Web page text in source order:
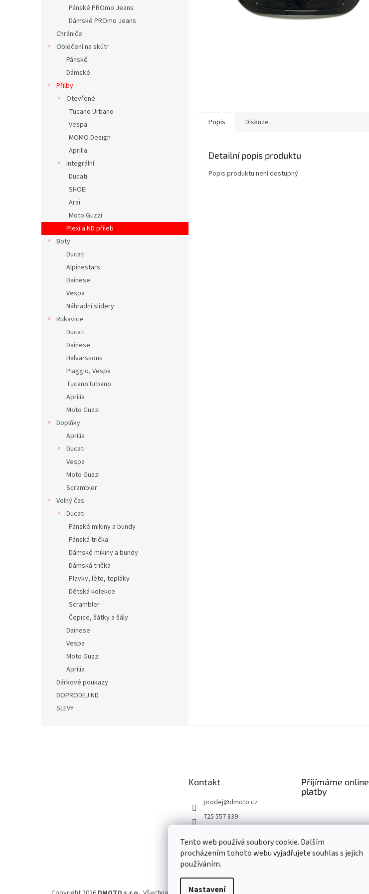
Tento web používá soubory cookie. Dalším
procházením tohoto webu vyjadřujete souhlas s jejich
používáním.
Nastavení
Pánské PROmo Jeans
Dámské PROmo Jeans
Chrániče
Oblečení na skútr
Pánské
Dámské
Přilby
Otevřené
Tucano Urbano
Vespa
MOMO Design
Aprilia
Integrální
Ducati
SHOEI
Arai
Moto Guzzi
Plexi a ND přileb
Boty
Ducati
Alpinestars
Dainese
Vespa
Náhradní slidery
Rukavice
Ducati
Dainese
Halvarssons
Piaggio, Vespa
Tucano Urbano
Aprilia
Moto Guzzi
Doplňky
Aprilia
Ducati
Vespa
Moto Guzzi
Scrambler
Volný čas
Ducati
Pánské mikiny a bundy
Pánská trička
Dámské mikiny a bundy
Dámská trička
Plavky, léto, tepláky
Dětská kolekce
Scrambler
Čepice, šátky a šály
Dainese
Vespa
Moto Guzzi
Aprilia
Dárkové poukazy
DOPRODEJ ND
SLEVY
Popis Diskuze
Detailní popis produktu
Popis produktu není dostupný
Kontakt
prodej@dmoto.cz
725 557 839
dmoto.cz
YouTube DMOTO
Přijímáme online
platby